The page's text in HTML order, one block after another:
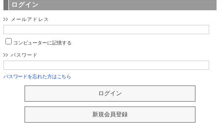
ログイン
メールアドレス
コンピューターに記憶する
パスワード
パスワードを忘れた方はこちら